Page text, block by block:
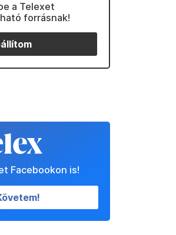
a Telexet
forrásnak!
Facebookon is!